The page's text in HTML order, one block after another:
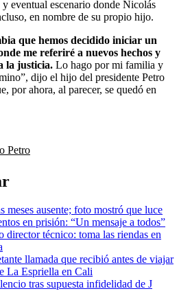
eventual escenario donde Nicolás
en nombre de su propio hijo.
que hemos decidido iniciar un
me referiré a nuevos hechos y
la justicia. Lo hago por mi familia y
dijo el hijo del presidente Petro
por ahora, al parecer, se quedó en
Petro
meses ausente; foto mostró que luce
en prisión: “Un mensaje a todos”
director técnico: toma las riendas en
llamada que recibió antes de viajar
La Espriella en Cali
tras supuesta infidelidad de J